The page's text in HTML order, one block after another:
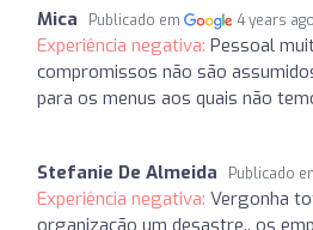
Mica Publicado em 4 years ago
Experiência negativa: Pessoal
compromissos não são
para os menus aos quais não
Stefanie De Almeida Publicado
Experiência negativa: Vergonha
organização um desastre.. os